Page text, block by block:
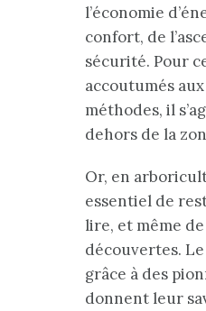
l’économie
confort, de
sécurité. Pour
accoutumés
méthodes, il
dehors de la
Or, en
essentiel de
lire, et même
découvertes.
grâce à des
donnent leur